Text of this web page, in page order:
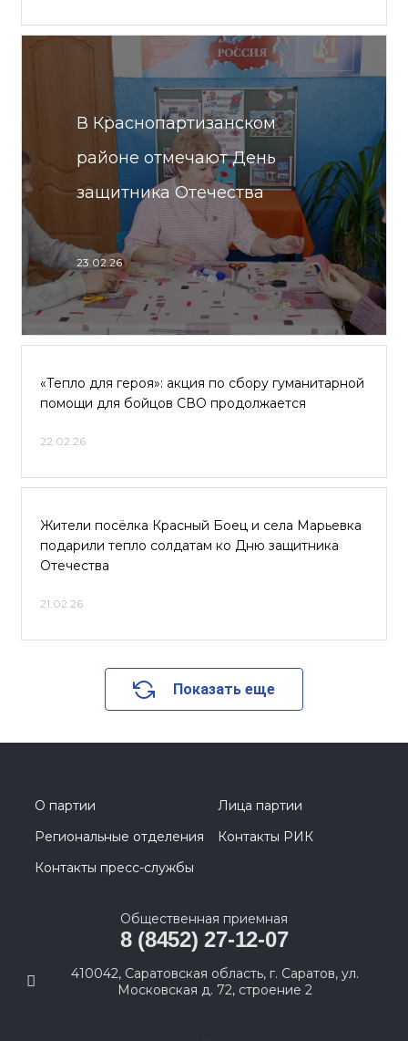
В Краснопартизанском
районе отмечают День
защитника Отечества
23.02.26
«Тепло для героя»: акция по сбору гуманитарной
помощи для бойцов СВО продолжается
22.02.26
Жители посёлка Красный Боец и села Марьевка
подарили тепло солдатам ко Дню защитника
Отечества
21.02.26
Показать еще
О партии
Лица партии
Региональные отделения
Контакты РИК
Контакты пресс-службы
Общественная приемная
8 (8452) 27-12-07
410042, Саратовская область, г. Саратов, ул.
Московская д. 72, строение 2